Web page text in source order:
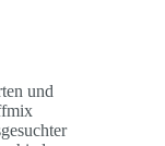
und